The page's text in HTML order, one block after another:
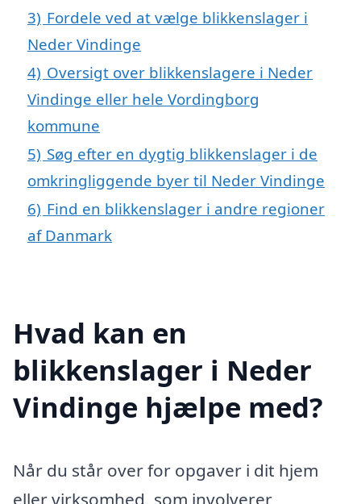
3) Fordele ved at vælge blikkenslager i
Neder Vindinge
4) Oversigt over blikkenslagere i Neder
Vindinge eller hele Vordingborg
kommune
5) Søg efter en dygtig blikkenslager i de
omkringliggende byer til Neder Vindinge
6) Find en blikkenslager i andre regioner
af Danmark
Hvad kan en
blikkenslager i Neder
Vindinge hjælpe med?
Når du står over for opgaver i dit hjem